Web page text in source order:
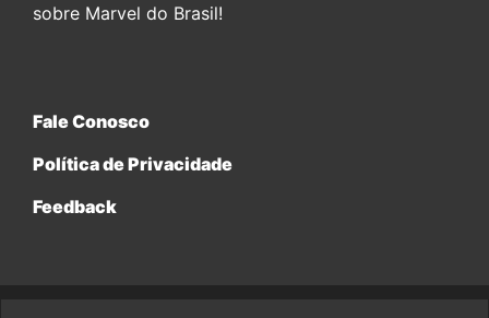
sobre Marvel do Brasil!
Fale Conosco
Política de Privacidade
Feedback